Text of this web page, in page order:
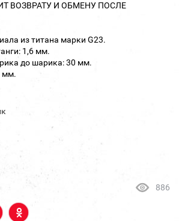
ВОЗВРАТУ И ОБМЕНУ ПОСЛЕ
из титана марки G23.
1,6 мм.
до шарика: 30 мм.
мм.
886